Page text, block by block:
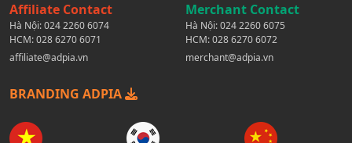
Affiliate Contact
Hà Nội:024 2260 6074
HCM:028 6270 6071
affiliate@adpia.vn
Merchant Contact
Hà Nội:024 2260 6075
HCM:028 6270 6072
merchant@adpia.vn
BRANDING ADPIA